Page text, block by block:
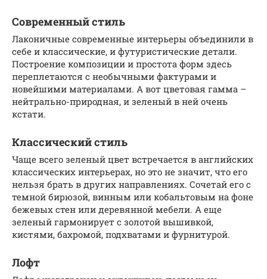
Современный стиль
Лаконичные современные интерьеры объединили в
себе и классические, и футуристические детали.
Построение композиции и простота форм здесь
переплетаются с необычными фактурами и
новейшими материалами. А вот цветовая гамма –
нейтрально-природная, и зеленый в ней очень
кстати.
Классический стиль
Чаще всего зеленый цвет встречается в английских
классических интерьерах, но это не значит, что его
нельзя брать в других направлениях. Сочетай его с
темной бирюзой, винным или кобальтовым на фоне
бежевых стен или деревянной мебели. А еще
зеленый гармонирует с золотой вышивкой,
кистями, бахромой, подхватами и фурнитурой.
Лофт